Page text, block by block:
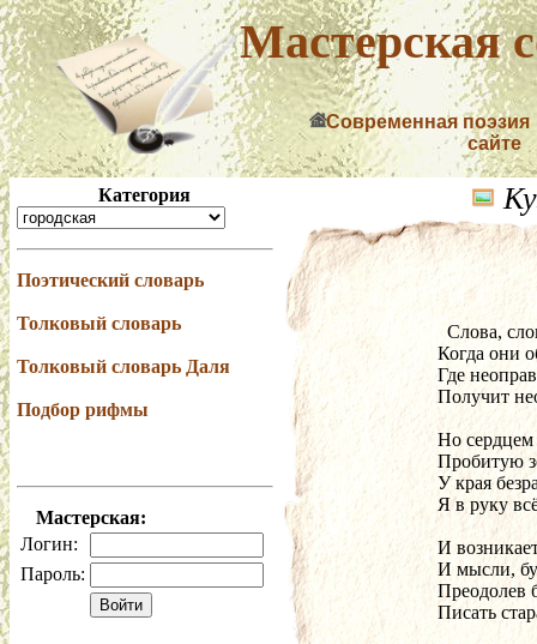
Мастерская
Современная поэзия
сайте
Категория
Поэтический словарь
Толковый словарь
Толковый словарь Даля
Подбор рифмы
Мастерская:
Логин:
Пароль:
Слова,
Когда они
Где
Получит
Но сердцем
Пробитую
У края
Я в руку
И
И мысли,
Преодолев
Писать